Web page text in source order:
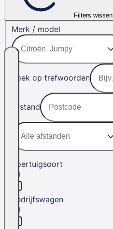
Filters wissen
Merk / model
Zoek op trefwoorden
Afstand
Voertuigsoort
Bedrijfswagen